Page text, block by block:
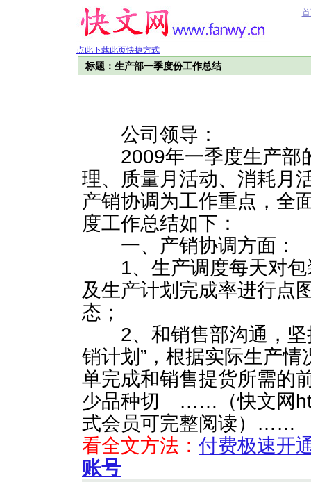
点此下载此页快捷方式
标题：生产部一季度份工作总结
公司领导：
2009年一季度生产部
理、质量月活动、消耗月
产销协调为工作重点，全
度工作总结如下：
一、产销协调方面：
1、生产调度每天对包
及生产计划完成率进行点
态；
2、和销售部沟通，坚
销计划”，根据实际生产
单完成和销售提货所需的
少品种切 ……（快文网
式会员可完整阅读）……
看全文方法： 付费极速开
账号